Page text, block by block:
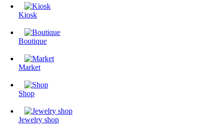
Kiosk
Boutique
Market
Shop
Jewelry shop